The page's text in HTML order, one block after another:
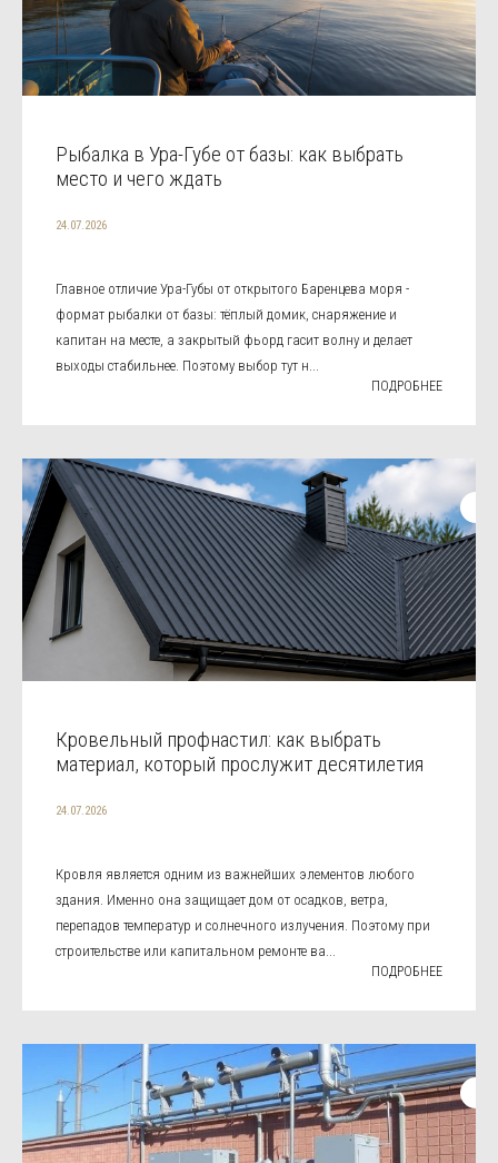
Рыбалка в Ура-Губе от базы: как выбрать
место и чего ждать
24.07.2026
Главное отличие Ура-Губы от открытого Баренцева моря -
формат рыбалки от базы: тёплый домик, снаряжение и
капитан на месте, а закрытый фьорд гасит волну и делает
выходы стабильнее. Поэтому выбор тут н...
ПОДРОБНЕЕ
Кровельный профнастил: как выбрать
материал, который прослужит десятилетия
24.07.2026
Кровля является одним из важнейших элементов любого
здания. Именно она защищает дом от осадков, ветра,
перепадов температур и солнечного излучения. Поэтому при
строительстве или капитальном ремонте ва...
ПОДРОБНЕЕ